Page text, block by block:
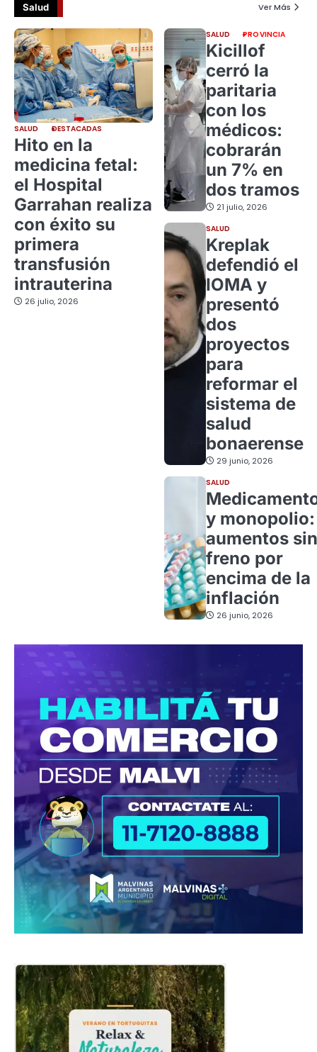
Salud Ver Más
SALUD DESTACADAS
Hito en la
medicina fetal:
el Hospital
Garrahan realiza
con éxito su
primera
transfusión
intrauterina
26 julio, 2026
SALUD PROVINCIA
Kicillof
cerró la
paritaria
con los
médicos:
cobrarán
un 7% en
dos tramos
21 julio, 2026
SALUD
Kreplak
defendió el
IOMA y
presentó
dos
proyectos
para
reformar el
sistema de
salud
bonaerense
29 junio, 2026
SALUD
y monopolio:
aumentos sin
freno por
encima de la
inflación
26 junio, 2026